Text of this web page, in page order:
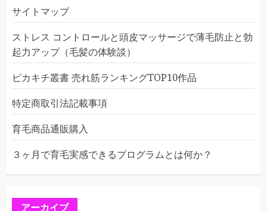
サイトマップ
ストレス コントロールと頭皮マッサージで薄毛防止と勃
起力アップ（毛髪の体験談）
ピカキチ叢書 売れ筋ランキングTOP10作品
特定商取引法記載事項
育毛商品通販購入
３ヶ月で育毛実感できるプログラムとは何か？
アーカイブ